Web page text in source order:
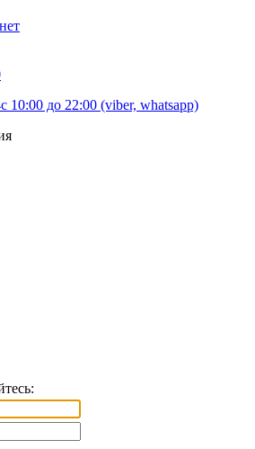
с 10:00 до 22:00 (viber, whatsapp)